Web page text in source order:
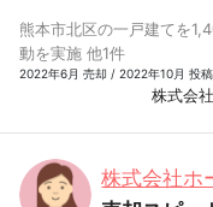
熊本市北区の一戸建てを
動を実施 他1件
2022年6月 売却 / 2022年10月 投稿
株式会
株式会社ホ